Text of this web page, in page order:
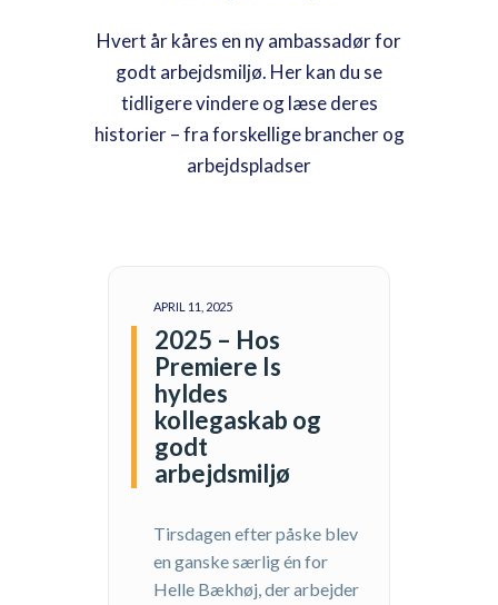
Hvert år kåres en ny ambassadør for
godt arbejdsmiljø. Her kan du se
tidligere vindere og læse deres
historier – fra forskellige brancher og
arbejdspladser
APRIL 11, 2025
2025 – Hos
Premiere Is
hyldes
kollegaskab og
godt
arbejdsmiljø
Tirsdagen efter påske blev
en ganske særlig én for
Helle Bækhøj, der arbejder